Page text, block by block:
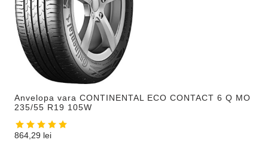
Anvelopa vara CONTINENTAL ECO CONTACT 6 Q MO
235/55 R19 105W
864,29 lei